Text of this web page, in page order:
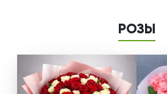
РОЗЫ